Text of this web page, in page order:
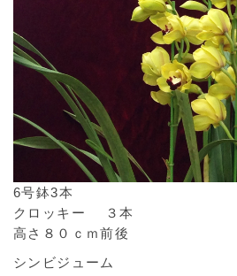
6号鉢3本
クロッキー ３本
高さ８０ｃｍ前後
シンビジューム